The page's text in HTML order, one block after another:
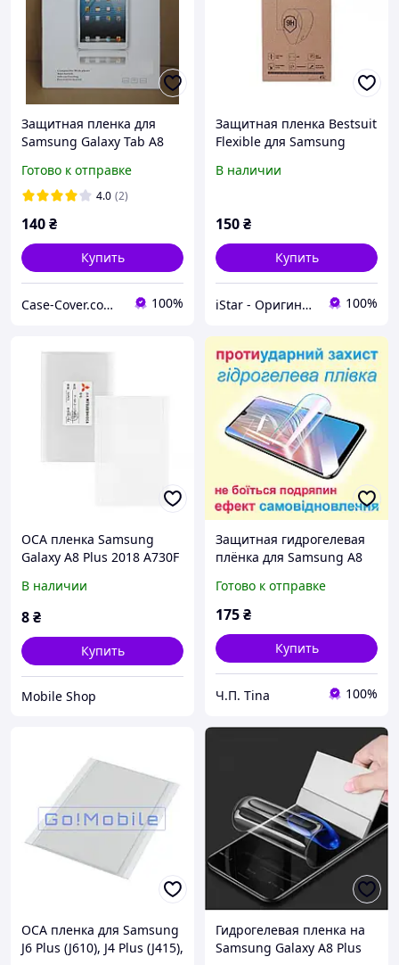
Защитная пленка для
Samsung Galaxy Tab A8
Глянцевая
Готово к отправке
4.0 (2)
140₴
Купить
Case-Cover.com.ua 100%
Защитная пленка Bestsuit
Flexible для Samsung
В наличии
150₴
Купить
iStar - Оригинальная продукция 100%
OCA пленка Samsung
Galaxy A8 Plus 2018 A730F
В наличии
8₴
Купить
Mobile Shop
Защитная гидрогелевая
плёнка для Samsung A8
Готово к отправке
175₴
Купить
Ч.П. Tina 100%
OCA пленка для Samsung
J6 Plus (J610), J4 Plus (J415),
Гидрогелевая пленка на
Samsung Galaxy A8 Plus